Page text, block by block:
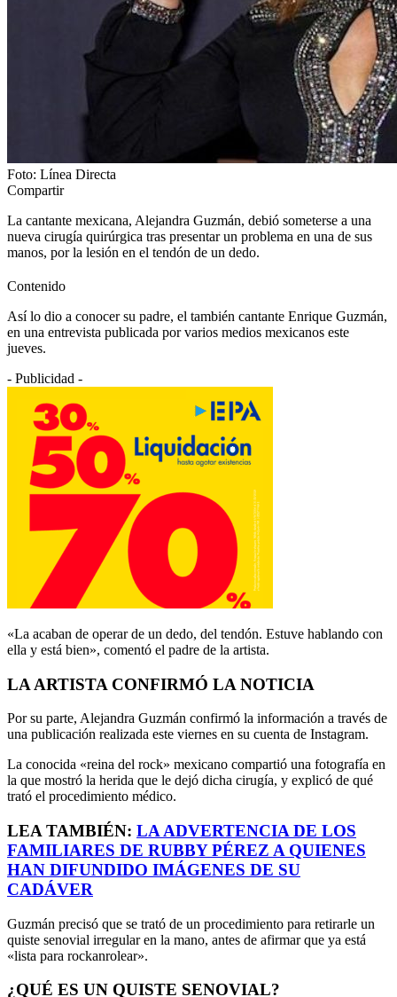
Foto: Línea Directa
Compartir
La cantante mexicana, Alejandra Guzmán, debió someterse a una
nueva cirugía quirúrgica tras presentar un problema en una de sus
manos, por la lesión en el tendón de un dedo.
Contenido
Así lo dio a conocer su padre, el también cantante Enrique Guzmán,
en una entrevista publicada por varios medios mexicanos este
jueves.
- Publicidad -
«La acaban de operar de un dedo, del tendón. Estuve hablando con
ella y está bien», comentó el padre de la artista.
LA ARTISTA CONFIRMÓ LA NOTICIA
Por su parte, Alejandra Guzmán confirmó la información a través de
una publicación realizada este viernes en su cuenta de Instagram.
La conocida «reina del rock» mexicano compartió una fotografía en
la que mostró la herida que le dejó dicha cirugía, y explicó de qué
trató el procedimiento médico.
LEA TAMBIÉN: LA ADVERTENCIA DE LOS
FAMILIARES DE RUBBY PÉREZ A QUIENES
HAN DIFUNDIDO IMÁGENES DE SU
CADÁVER
Guzmán precisó que se trató de un procedimiento para retirarle un
quiste senovial irregular en la mano, antes de afirmar que ya está
«lista para rockanrolear».
¿QUÉ ES UN QUISTE SENOVIAL?